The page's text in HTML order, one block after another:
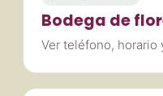
Bodega de
Ver teléfono, horario